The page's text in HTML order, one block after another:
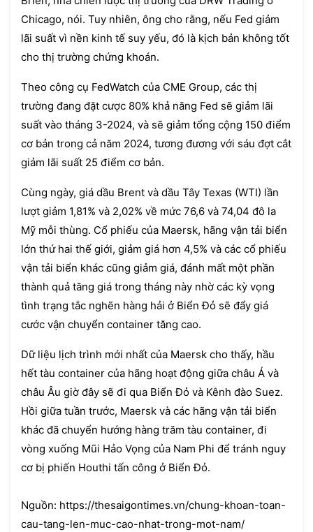
Chicago, nói. Tuy nhiên, ông cho rằng, nếu Fed giảm
lãi suất vì nền kinh tế suy yếu, đó là kịch bản không tốt
cho thị trường chứng khoán.
Theo công cụ FedWatch của CME Group, các thị
trường đang đặt cược 80% khả năng Fed sẽ giảm lãi
suất vào tháng 3-2024, và sẽ giảm tổng cộng 150 điểm
cơ bản trong cả năm 2024, tương đương với sáu đợt cắt
giảm lãi suất 25 điểm cơ bản.
Cùng ngày, giá dầu Brent và dầu Tây Texas (WTI) lần
lượt giảm 1,81% và 2,02% về mức 76,6 và 74,04 đô la
Mỹ mỗi thùng. Cổ phiếu của Maersk, hãng vận tải biển
lớn thứ hai thế giới, giảm giá hơn 4,5% và các cổ phiếu
vận tải biển khác cũng giảm giá, đánh mất một phần
thành quả tăng giá trong tháng này nhờ các kỳ vọng
tình trạng tắc nghẽn hàng hải ở Biển Đỏ sẽ đẩy giá
cước vận chuyển container tăng cao.
Dữ liệu lịch trình mới nhất của Maersk cho thấy, hầu
hết tàu container của hãng hoạt động giữa châu Á và
châu Âu giờ đây sẽ đi qua Biển Đỏ và Kênh đào Suez.
Hồi giữa tuần trước, Maersk và các hãng vận tải biển
khác đã chuyển hướng hàng trăm tàu container, đi
vòng xuống Mũi Hảo Vọng của Nam Phi để tránh nguy
cơ bị phiến Houthi tấn công ở Biển Đỏ.
Nguồn: https://thesaigontimes.vn/chung-khoan-toan-
cau-tang-len-muc-cao-nhat-trong-mot-nam/